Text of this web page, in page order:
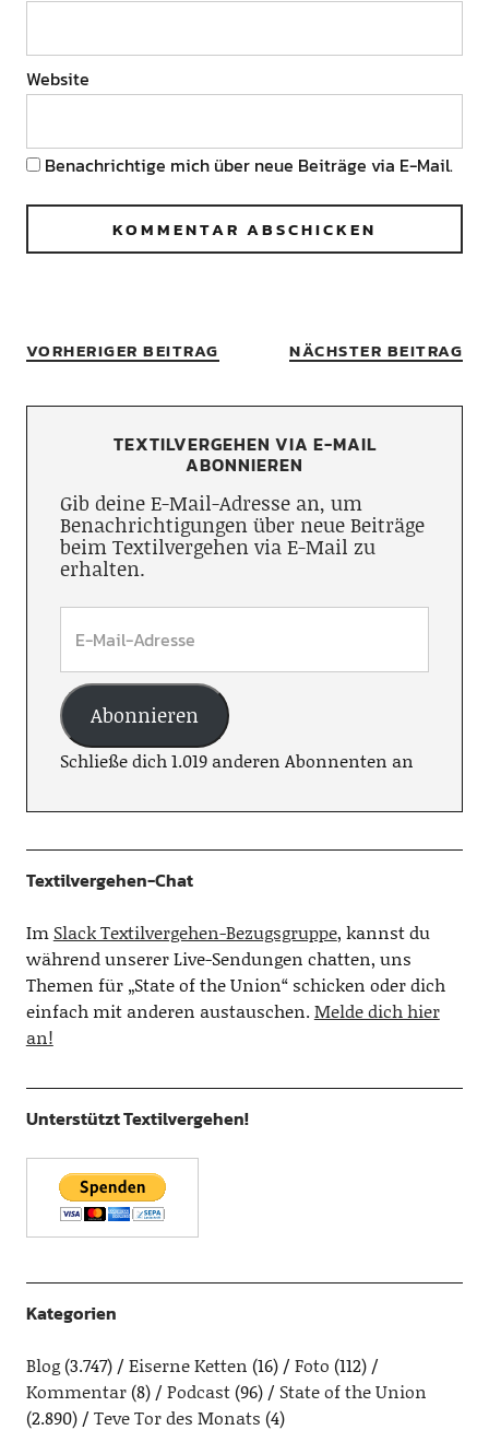
Website
Benachrichtige mich über neue Beiträge via E-Mail.
VORHERIGER BEITRAG NÄCHSTER BEITRAG
TEXTILVERGEHEN VIA E-MAIL
ABONNIEREN
Gib deine E-Mail-Adresse an, um
Benachrichtigungen über neue Beiträge
beim Textilvergehen via E-Mail zu
erhalten.
Abonnieren
Schließe dich 1.019 anderen Abonnenten an
Textilvergehen-Chat
Im Slack Textilvergehen-Bezugsgruppe, kannst du
während unserer Live-Sendungen chatten, uns
Themen für „State of the Union“ schicken oder dich
einfach mit anderen austauschen.Melde dich hier
an!
Unterstützt Textilvergehen!
Kategorien
Blog(3.747) Eiserne Ketten (16) Foto (112)
Kommentar(8) Podcast(96)
State of the Union
(2.890)
Teve Tor des Monats (4)